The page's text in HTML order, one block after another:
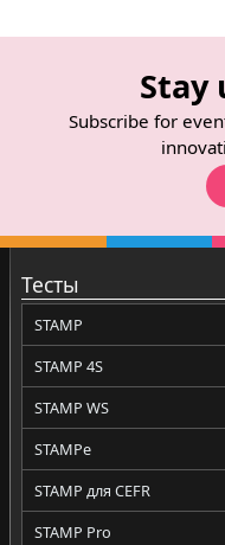
Stay
Subscribe for
Тесты
STAMP
STAMP 4S
STAMP WS
STAMPe
STAMP для CEFR
STAMP Pro